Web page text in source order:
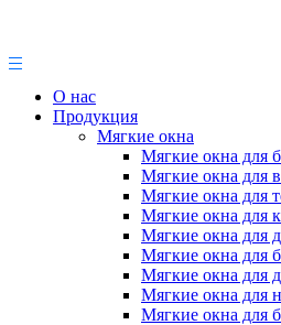
О нас
Продукция
Мягкие окна
Мягкие окна для
Мягкие окна для
Мягкие окна для
Мягкие окна для
Мягкие окна для
Мягкие окна для
Мягкие окна для
Мягкие окна для
Мягкие окна для